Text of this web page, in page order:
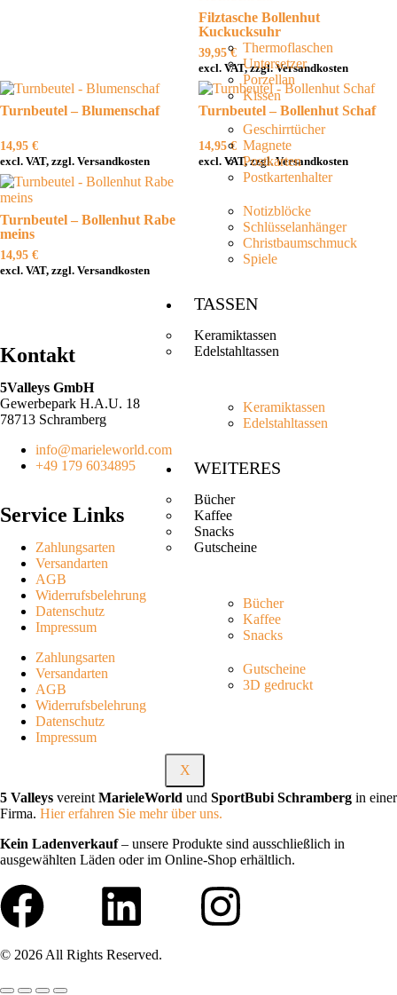
Thermoflaschen
Untersetzer
Porzellan
Kissen
Geschirrtücher
Magnete
Postkarten
Postkartenhalter
Notizblöcke
Schlüsselanhänger
Christbaumschmuck
Spiele
TASSEN
Keramiktassen
Edelstahltassen
Keramiktassen
Edelstahltassen
WEITERES
Bücher
Kaffee
Snacks
Gutscheine
Bücher
Kaffee
Snacks
Gutscheine
3D gedruckt
X
Filztasche Bollenhut
Kuckucksuhr
39,95€
excl. VAT, zzgl. Versandkosten
Turnbeutel – Blumenschaf
14,95 €
excl. VAT, zzgl. Versandkosten
Turnbeutel – Bollenhut Schaf
14,95€
excl. VAT, zzgl. Versandkosten
Turnbeutel – Bollenhut Rabe
meins
14,95 €
excl. VAT, zzgl. Versandkosten
Kontakt
5Valleys GmbH
Gewerbepark H.A.U. 18
78713 Schramberg
info@marieleworld.com
+49 179 6034895
Service Links
Zahlungsarten
Versandarten
AGB
Widerrufsbelehrung
Datenschutz
Impressum
Zahlungsarten
Versandarten
AGB
Widerrufsbelehrung
Datenschutz
Impressum
5 Valleys vereint MarieleWorld und SportBubi Schramberg in einer
Firma. Hier erfahren Sie mehr über uns.
Kein Ladenverkauf– unsere Produkte sind ausschließlich in
ausgewählten Läden oder im Online-Shop erhältlich.
© 2026 All Rights Reserved.